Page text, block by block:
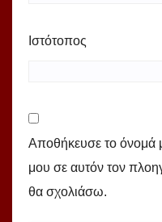
Ιστότοπος
Αποθήκευσε το όνομά
μου σε αυτόν τον
θα σχολιάσω.